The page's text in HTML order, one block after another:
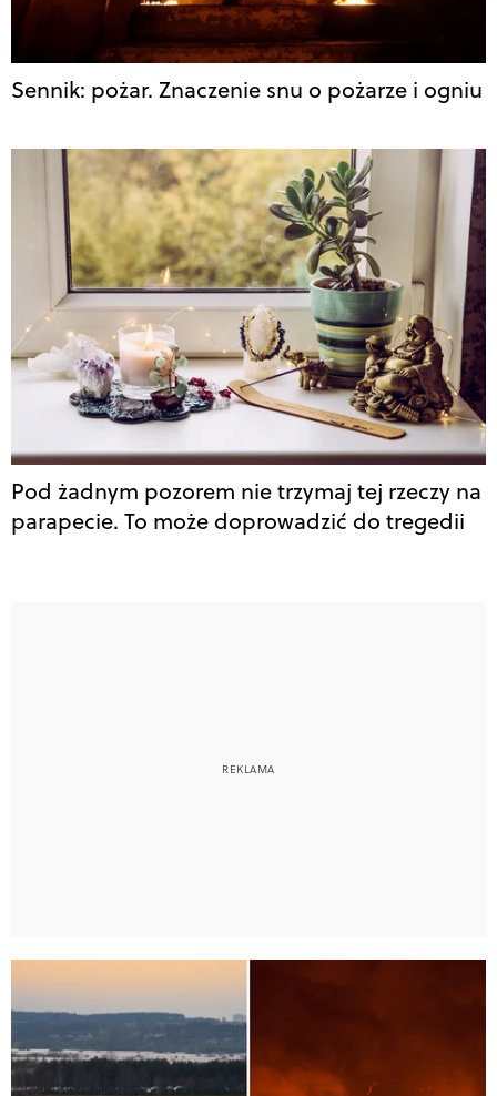
Sennik: pożar. Znaczenie snu o pożarze i ogniu
Pod żadnym pozorem nie trzymaj tej rzeczy na
parapecie. To może doprowadzić do tregedii